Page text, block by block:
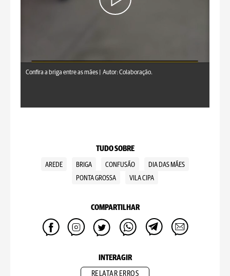
Confira a briga entre as mães | Autor: Colaboração.
TUDO SOBRE
AREDE BRIGA CONFUSÃO
DIA DAS MÃES
PONTA GROSSA
VILA CIPA
COMPARTILHAR
INTERAGIR
RELATAR ERROS